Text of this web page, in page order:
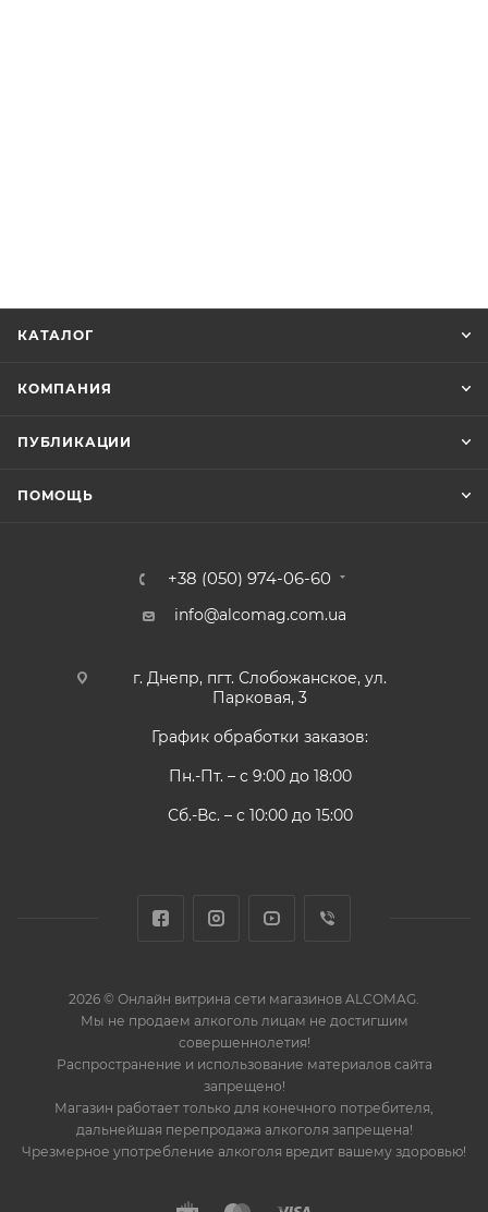
КАТАЛОГ
КОМПАНИЯ
ПУБЛИКАЦИИ
ПОМОЩЬ
+38 (050) 974-06-60
info@alcomag.com.ua
г. Днепр, пгт. Слобожанское, ул.
Парковая, 3
График обработки заказов:
Пн.-Пт. – с 9:00 до 18:00
Сб.-Вс. – с 10:00 до 15:00
2026 © Онлайн витрина сети магазинов ALCOMAG.
Мы не продаем алкоголь лицам не достигшим
совершеннолетия!
Распространение и использование материалов сайта
запрещено!
Магазин работает только для конечного потребителя,
дальнейшая перепродажа алкоголя запрещена!
Чрезмерное употребление алкоголя вредит вашему здоровью!